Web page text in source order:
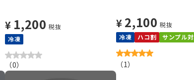
¥ 1,200 税抜
冷凍
（0）
¥ 2,100 税抜
冷凍
ハコ割 サンプル
（1）